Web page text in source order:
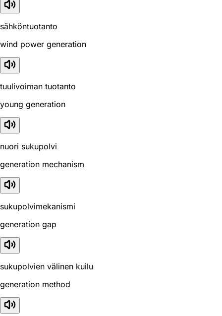
sähköntuotanto
wind power generation
tuulivoiman tuotanto
young generation
nuori sukupolvi
generation mechanism
sukupolvimekanismi
generation gap
sukupolvien välinen kuilu
generation method